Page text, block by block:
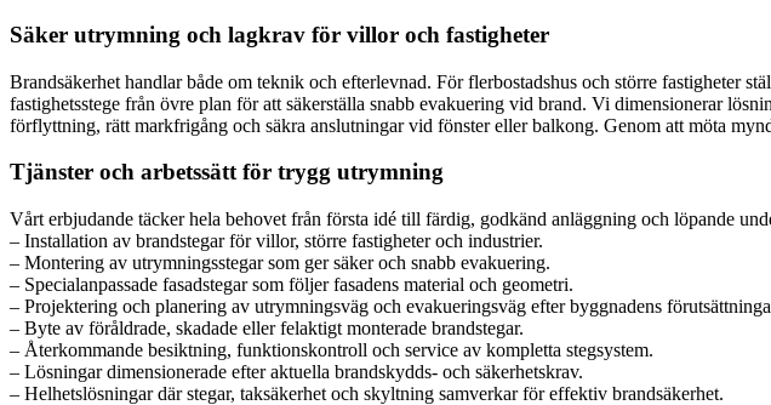
Säker utrymning och lagkrav för villor och fastigheter
Brandsäkerhet handlar både om teknik och efterlevnad. För flerbostadshus och större
fastighetsstege från övre plan för att säkerställa snabb evakuering vid brand. Vi dimensionerar
förflyttning, rätt markfrigång och säkra anslutningar vid fönster eller balkong. Genom att möta
Tjänster och arbetssätt för trygg utrymning
Vårt erbjudande täcker hela behovet från första idé till färdig, godkänd anläggning och löpande
– Installation av brandstegar för villor, större fastigheter och industrier.
– Montering av utrymningsstegar som ger säker och snabb evakuering.
– Specialanpassade fasadstegar som följer fasadens material och geometri.
– Projektering och planering av utrymningsväg och evakueringsväg efter byggnadens
– Byte av föråldrade, skadade eller felaktigt monterade brandstegar.
– Återkommande besiktning, funktionskontroll och service av kompletta stegsystem.
– Lösningar dimensionerade efter aktuella brandskydds- och säkerhetskrav.
– Helhetslösningar där stegar, taksäkerhet och skyltning samverkar för effektiv brandsäkerhet.